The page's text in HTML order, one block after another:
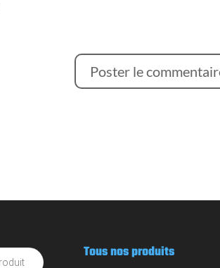
Tous nos produits